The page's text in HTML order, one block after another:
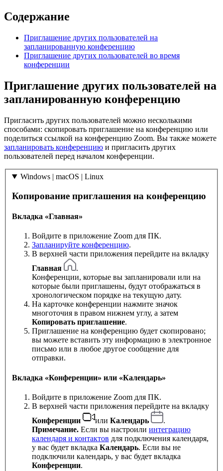
Содержание
Приглашение других пользователей на
запланированную конференцию
Приглашение других пользователей во время
конференции
Приглашение других пользователей на
запланированную конференцию
Пригласить других пользователей можно несколькими
способами: скопировать приглашение на конференцию или
поделиться ссылкой на конференцию Zoom. Вы также можете
запланировать конференцию и пригласить других
пользователей перед началом конференции.
Windows | macOS | Linux
Копирование приглашения на конференцию
Вкладка «Главная»
Войдите в приложение Zoom для ПК.
Запланируйте конференцию.
В верхней части приложения перейдите на вкладку
Главная
.
Конференции, которые вы запланировали или на
которые были приглашены, будут отображаться в
хронологическом порядке на текущую дату.
На карточке конференции нажмите значок
многоточия в правом нижнем углу, а затем
Копировать приглашение.
Приглашение на конференцию будет скопировано;
вы можете вставить эту информацию в электронное
письмо или в любое другое сообщение для
отправки.
Вкладка «Конференции» или «Календарь»
Войдите в приложение Zoom для ПК.
В верхней части приложения перейдите на вкладку
Конференции
или Календарь
.
Примечание. Если вы настроили интеграцию
календаря и контактов для подключения календаря,
у вас будет вкладка Календарь. Если вы не
подключили календарь, у вас будет вкладка
Конференции.